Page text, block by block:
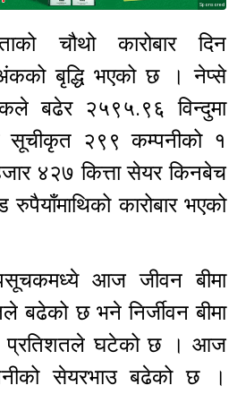
Sponsored
चौथो कारोबार दिन
बृद्धि भएको छ । नेप्से
बढेर २५९५.९६ विन्दुमा
२९९ कम्पनीको १
४२७ कित्ता सेयर किनबेच
कारोबार भएको
आज जीवन बीमा
बढेको छ भने निर्जीवन बीमा
घटेको छ । आज
सेयरभाउ बढेको छ ।